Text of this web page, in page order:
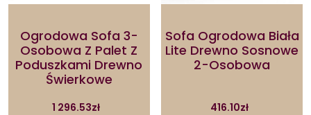
Ogrodowa Sofa 3-
Osobowa Z Palet Z
Poduszkami Drewno
Świerkowe
1 296.53zł
Sofa Ogrodowa Biała
Lite Drewno Sosnowe
2-Osobowa
416.10zł